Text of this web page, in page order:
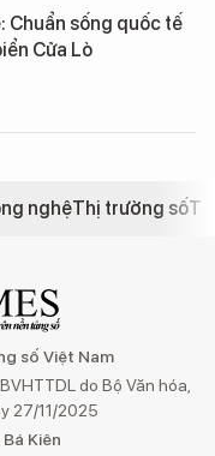
Chuẩn sống quốc tế
Cửa Lò
nghệThị trường số
số Việt Nam
do Bộ Văn hóa,
27/11/2025
Kiên